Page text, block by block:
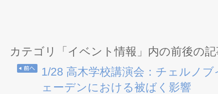
カテゴリ「イベント情報」内の前後の
1/28 高木学校講演会：チェルノ
ェーデンにおける被ばく影響